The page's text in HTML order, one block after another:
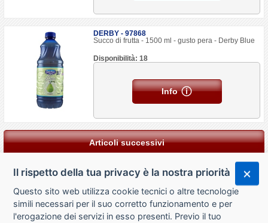
DERBY - 97868
Succo di frutta - 1500 ml - gusto pera - Derby Blue
Disponibilità: 18
Info
Articoli successivi
Il rispetto della tua privacy è la nostra priorità
Questo sito web utilizza cookie tecnici o altre tecnologie
simili necessari per il suo corretto funzionamento e per
l'erogazione dei servizi in esso presenti. Previo il tuo